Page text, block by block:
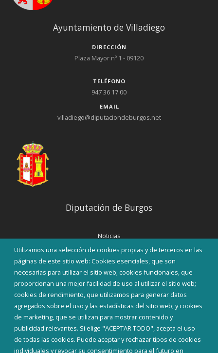
Utilizamos una selección de cookies propias y de terceros en las
páginas de este sitio web: Cookies esenciales, que son
necesarias para utilizar el sitio web; cookies funcionales, que
proporcionan una mejor facilidad de uso al utilizar el sitio web;
cookies de rendimiento, que utilizamos para generar datos
agregados sobre el uso y las estadísticas del sitio web; y cookies
de marketing, que se utilizan para mostrar contenido y
publicidad relevantes. Si elige "ACEPTAR TODO", acepta el uso
de todas las cookies. Puede aceptar y rechazar tipos de cookies
individuales y revocar su consentimiento para el futuro en
Ayuntamiento de Villadiego
DIRECCIÓN
Plaza Mayor nº 1 - 09120
TELÉFONO
947 36 17 00
EMAIL
villadiego@diputaciondeburgos.net
Diputación de Burgos
Noticias
Eventos
Corporación Municipal
Teléfonos de interés
INICIAR SESIÓN
MAPA WEB